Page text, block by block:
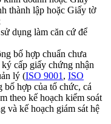
thành lập hoặc Giấy tờ
dụng làm căn cứ để
bố hợp chuẩn chưa
cấp giấy chứng nhận
lý (ISO 9001 , ISO
hợp của tổ chức, cá
theo kế hoạch kiểm soát
và kế hoạch giám sát hệ